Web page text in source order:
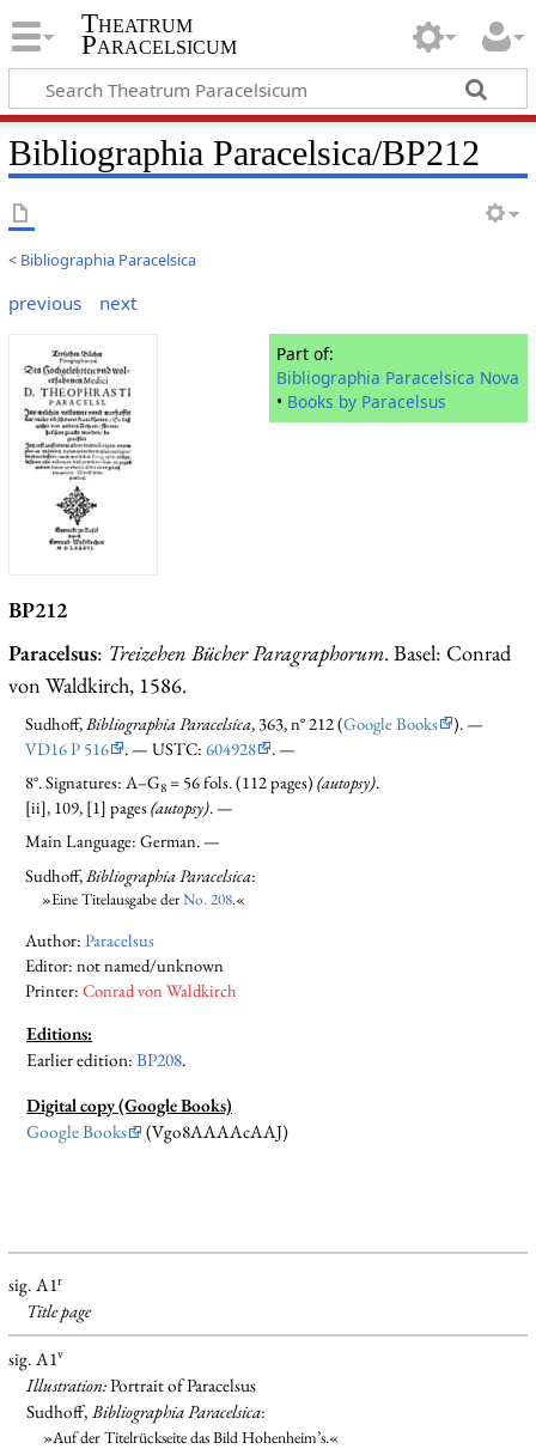
Theatrum
Paracelsicum
Bibliographia Paracelsica/BP212
< Bibliographia Paracelsica
previous next
Part of:
Bibliographia Paracelsica Nova
• Books by Paracelsus
BP212
Paracelsus: Treizehen Bücher Paragraphorum. Basel: Conrad
von Waldkirch, 1586.
Sudhoff, Bibliographia Paracelsica, 363, n° 212 (Google Books
). —
VD16 P 516
. — USTC:604928
. —
8°. Signatures: A–G8 = 56 fols. (112 pages)(autopsy).
[ii], 109, [1] pages(autopsy). —
Main Language: German. —
Sudhoff, Bibliographia Paracelsica:
»Eine Titelausgabe derNo. 208.«
Author:Paracelsus
Editor: not named/unknown
Printer:Conrad von Waldkirch
Editions:
Earlier edition:BP208.
Digital copy (Google Books)
Google Books
(Vgo8AAAAcAAJ)
sig. A1r
Title page
sig. A1v
Illustration:Portrait of Paracelsus
Sudhoff,Bibliographia Paracelsica:
»Auf der Titelrückseite das Bild Hohenheim’s.«